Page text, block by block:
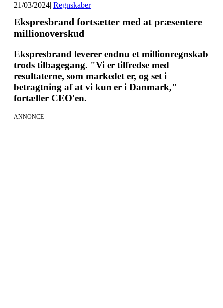
21/03/2024| Regnskaber
Ekspresbrand fortsætter med at præsentere
millionoverskud
Ekspresbrand leverer endnu et millionregnskab
trods tilbagegang. "Vi er tilfredse med
resultaterne, som markedet er, og set i
betragtning af at vi kun er i Danmark,"
fortæller CEO'en.
ANNONCE